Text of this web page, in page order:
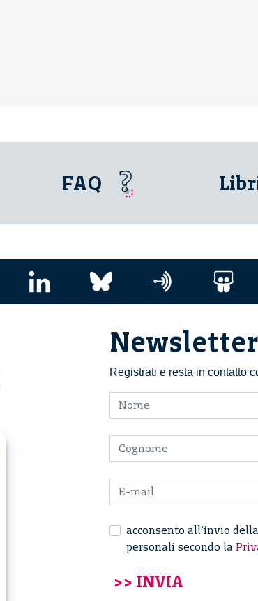
FAQ
Newsletter
Registrati e resta in contatto
acconsento all’invio
personali secondo la